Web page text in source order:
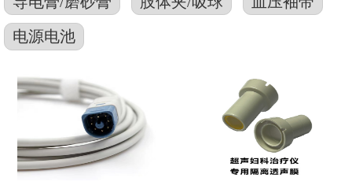
电源电池